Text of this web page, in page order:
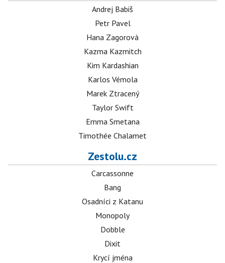
Andrej Babiš
Petr Pavel
Hana Zagorová
Kazma Kazmitch
Kim Kardashian
Karlos Vémola
Marek Ztracený
Taylor Swift
Emma Smetana
Timothée Chalamet
Zestolu.cz
Carcassonne
Bang
Osadníci z Katanu
Monopoly
Dobble
Dixit
Krycí jména